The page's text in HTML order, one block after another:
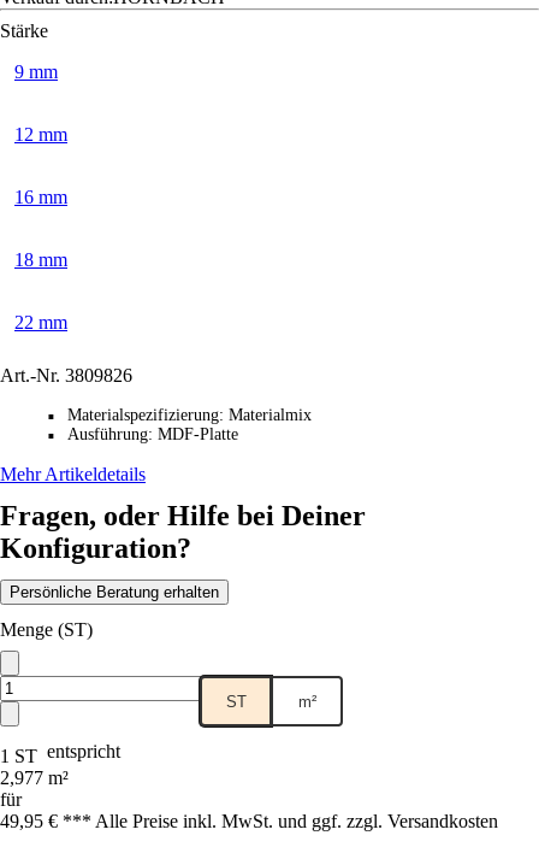
Stärke
9 mm
12 mm
16 mm
18 mm
22 mm
Art.-Nr. 3809826
■ Materialspezifizierung: Materialmix
■ Ausführung: MDF-Platte
Mehr Artikeldetails
Fragen, oder Hilfe bei Deiner
Konfiguration?
Persönliche Beratung erhalten
Menge (ST)
ST m²
1 ST entspricht
2,977 m²
für
49,95 € *** Alle Preise inkl. MwSt. und ggf. zzgl. Versandkosten